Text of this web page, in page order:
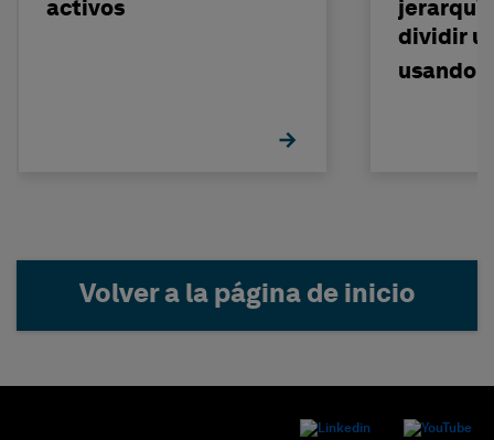
activos
dividir
usando
Volver a la página de inicio